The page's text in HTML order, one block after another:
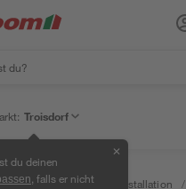
Troisdorf
du deinen
, falls er nicht
✕
Renovieren / Elektroinstallation /